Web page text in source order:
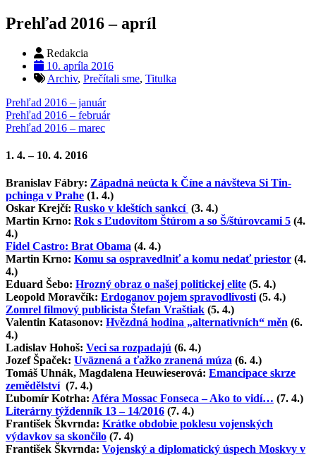
Prehľad 2016 – apríl
Redakcia
10. apríla 2016
Archiv, Prečítali sme, Titulka
Prehľad 2016 – január
Prehľad 2016 – február
Prehľad 2016 – marec
1. 4. – 10. 4. 2016
Branislav Fábry: Západná neúcta k Číne a návšteva Si Tin-
pchinga v Prahe (1. 4.)
Oskar Krejčí: Rusko v kleštích sankcí (3. 4.)
Martin Krno: Rok s Ľudovítom Štúrom a so Š/štúrovcami 5 (4.
4.)
Fidel Castro: Brat Obama (4. 4.)
Martin Krno: Komu sa ospravedlniť a komu nedať priestor (4.
4.)
Eduard Šebo: Hrozný obraz o našej politickej elite (5. 4.)
Leopold Moravčík: Erdoganov pojem spravodlivosti (5. 4.)
Zomrel filmový publicista Štefan Vraštiak (5. 4.)
Valentin Katasonov: Hvězdná hodina „alternativních“ měn (6.
4.)
Ladislav Hohoš: Veci sa rozpadajú (6. 4.)
Jozef Špaček: Uväznená a ťažko zranená múza (6. 4.)
Tomáš Uhnák, Magdalena Heuwieserová: Emancipace skrze
zemědělství(7. 4.)
Ľubomír Kotrha: Aféra Mossac Fonseca – Ako to vidí… (7. 4.)
Literárny týždenník 13 – 14/2016 (7. 4.)
František Škvrnda: Krátke obdobie poklesu vojenských
výdavkov sa skončilo (7. 4)
František Škvrnda: Vojenský a diplomatický úspech Moskvy v